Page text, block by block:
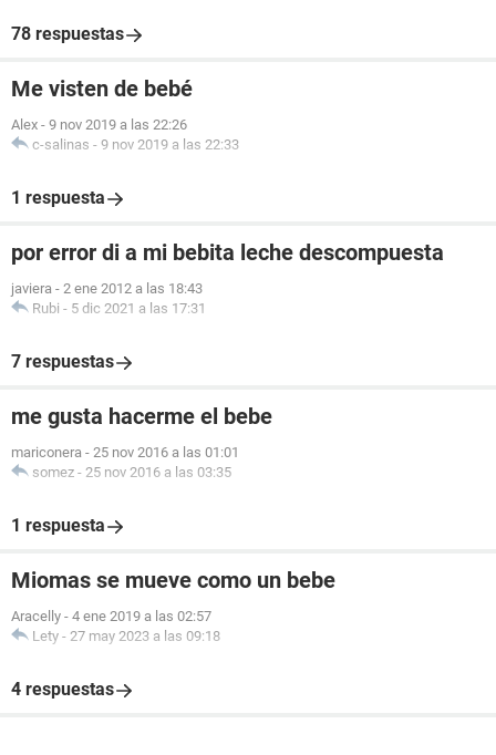
78 respuestas
Me visten de bebé
Alex - 9 nov 2019 a las 22:26
c-salinas - 9 nov 2019 a las 22:33
1 respuesta
por error di a mi bebita leche descompuesta
javiera - 2 ene 2012 a las 18:43
Rubi - 5 dic 2021 a las 17:31
7 respuestas
me gusta hacerme el bebe
mariconera - 25 nov 2016 a las 01:01
somez - 25 nov 2016 a las 03:35
1 respuesta
Miomas se mueve como un bebe
Aracelly - 4 ene 2019 a las 02:57
Lety - 27 may 2023 a las 09:18
4 respuestas